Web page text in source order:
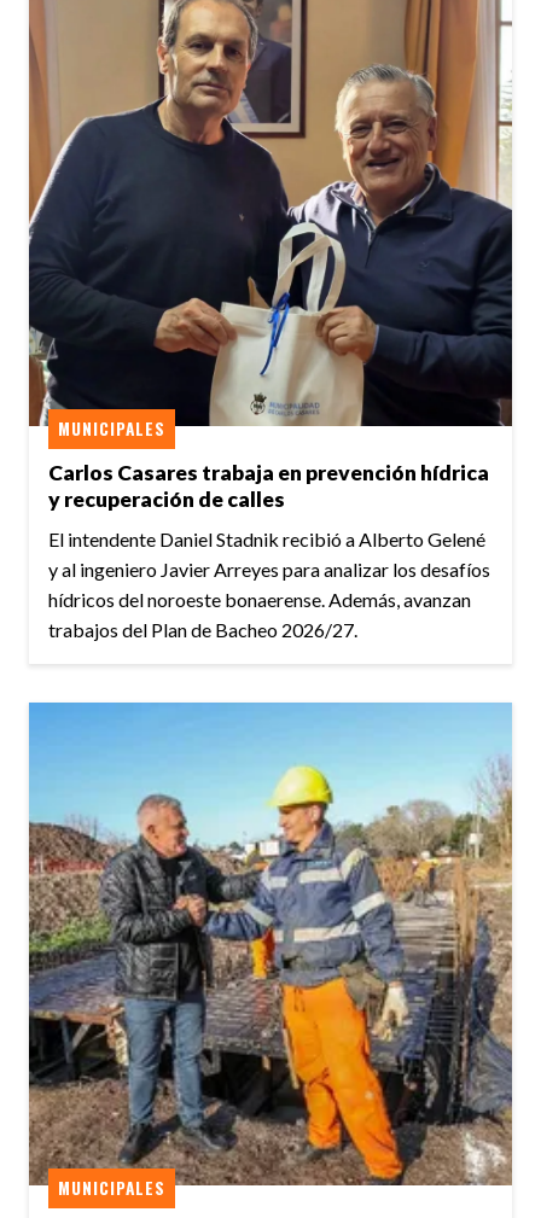
Carlos Casares trabaja en prevención hídrica
y recuperación de calles
MUNICIPALES
El intendente Daniel Stadnik recibió a Alberto Gelené
y al ingeniero Javier Arreyes para analizar los desafíos
hídricos del noroeste bonaerense. Además, avanzan
trabajos del Plan de Bacheo 2026/27.
MUNICIPALES